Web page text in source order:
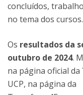
concluídos,
no tema dos cursos.
Os resultados da
outubro de 2024.
na página oficial da
UCP, na página da